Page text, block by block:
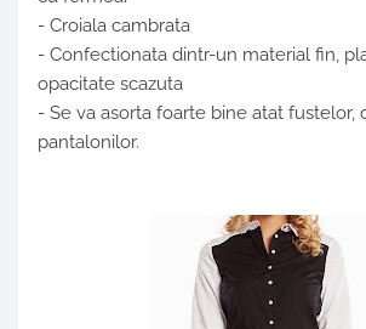
- Croiala cambrata
- Confectionata dintr-un material fin,
opacitate scazuta
- Se va asorta foarte bine atat fustelor,
pantalonilor.